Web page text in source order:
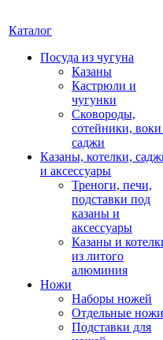
Каталог
Посуда из чугуна
Казаны
Кастрюли и
чугунки
Сковороды,
сотейники,
саджи
Казаны, котелки,
и аксессуары
Треноги, печи,
подставки под
казаны и
аксессуары
Казаны и
из литого
алюминия
Ножи
Наборы ножей
Отдельные ножи
Подставки для